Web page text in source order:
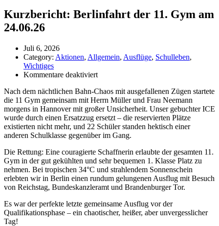
Kurzbericht: Berlinfahrt der 11. Gym am
24.06.26
Juli 6, 2026
Category: Aktionen, Allgemein, Ausflüge, Schulleben,
Wichtiges
Kommentare deaktiviertfür
Berlinfahrt
der
11.
Gym
am
24.06.26
Nach dem nächtlichen Bahn-Chaos mit ausgefallenen Zügen startete
die 11 Gym gemeinsam mit Herrn Müller und Frau Neemann
morgens in Hannover mit großer Unsicherheit. Unser gebuchter ICE
wurde durch einen Ersatzzug ersetzt – die reservierten Plätze
existierten nicht mehr, und 22 Schüler standen hektisch einer
anderen Schulklasse gegenüber im Gang.
Die Rettung: Eine couragierte Schaffnerin erlaubte der gesamten 11.
Gym in der gut gekühlten und sehr bequemen 1. Klasse Platz zu
nehmen. Bei tropischen 34°C und strahlendem Sonnenschein
erlebten wir in Berlin einen rundum gelungenen Ausflug mit Besuch
von Reichstag, Bundeskanzleramt und Brandenburger Tor.
Es war der perfekte letzte gemeinsame Ausflug vor der
Qualifikationsphase – ein chaotischer, heißer, aber unvergesslicher
Tag!